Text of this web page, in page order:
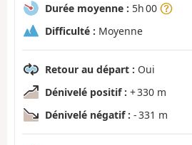
Durée moyenne : 5h 00
Difficulté : Moyenne
Retour au départ : Oui
Dénivelé positif : + 330 m
Dénivelé négatif : - 331 m